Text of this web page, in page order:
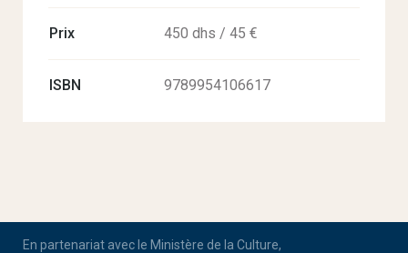
Prix 450 dhs / 45 €
ISBN 9789954106617
En partenariat avec le Ministère de la Culture,